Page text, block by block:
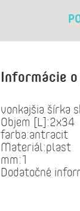
Informácie
vonkajšia šírka
Objem [L]:2x34
farba:antracit
Materiál:plast
mm:1
Dodatočné